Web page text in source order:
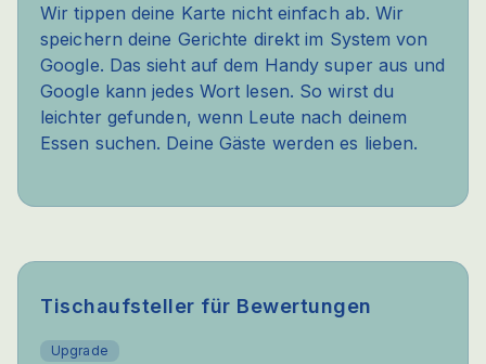
Wir tippen deine Karte nicht einfach ab. Wir
speichern deine Gerichte direkt im System von
Google. Das sieht auf dem Handy super aus und
Google kann jedes Wort lesen. So wirst du
leichter gefunden, wenn Leute nach deinem
Essen suchen. Deine Gäste werden es lieben.
Tischaufsteller für Bewertungen
Upgrade